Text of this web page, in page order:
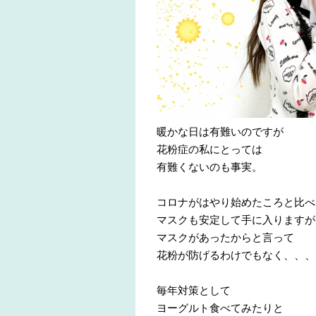
暖かな日は有難いのですが
花粉症の私にとっては
有難くないのも事実。
コロナがはやり始めたころと比
マスクも安定して手に入ります
マスクがあったからと言って
花粉が防げるわけでもなく、、、
毎年対策として
ヨーグルト食べてみたりと